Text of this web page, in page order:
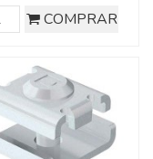
COMPRAR